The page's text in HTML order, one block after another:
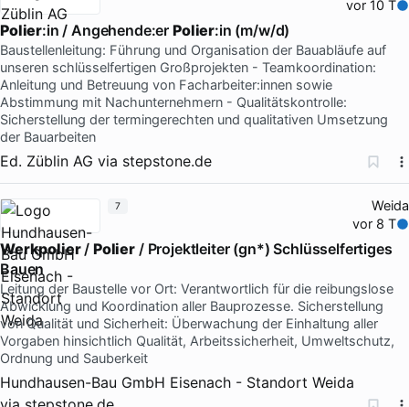
vor 10 T
Polier:in / Angehende:erPolier:in (m/w/d)
Baustellenleitung: Führung und Organisation der Bauabläufe auf
unseren schlüsselfertigen Großprojekten - Teamkoordination:
Anleitung und Betreuung von Facharbeiter:innen sowie
Abstimmung mit Nachunternehmern - Qualitätskontrolle:
Sicherstellung der termingerechten und qualitativen Umsetzung
der Bauarbeiten
Ed. Züblin AG via stepstone.de
Weida
vor 8 T
Werkpolier/ Polier/ Projektleiter (gn*) Schlüsselfertiges
Bauen
Leitung der Baustelle vor Ort: Verantwortlich für die reibungslose
Abwicklung und Koordination aller Bauprozesse. Sicherstellung
von Qualität und Sicherheit: Überwachung der Einhaltung aller
Vorgaben hinsichtlich Qualität, Arbeitssicherheit, Umweltschutz,
Ordnung und Sauberkeit
Hundhausen-Bau GmbH Eisenach - Standort Weida
7